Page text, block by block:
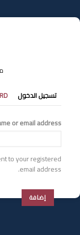
إلى
المحتوى
التبويبات
الأساسية
تسجيل الدخول
or email address
to your registered
email address.